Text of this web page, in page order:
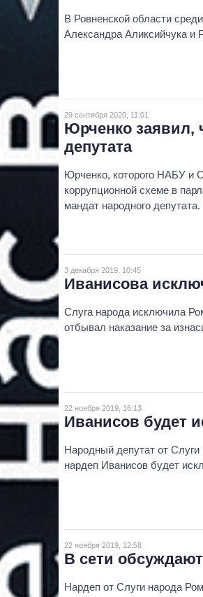
В Ровненской области
Александра Аликсийчука и
29 сентября 2020, 11:01
Юрченко заявил,
депутата
Юрченко, которого НАБУ и
коррупционной схеме в
мандат народного депутата.
3 декабря 2019, 10:45
Иванисова
Слуга народа исключила
отбывал наказание за
22 ноября 2019, 16:13
Иванисов будет
Народный депутат от
нардеп Иванисов будет
22 ноября 2019, 12:58
В сети
Нардеп от Слуги народа